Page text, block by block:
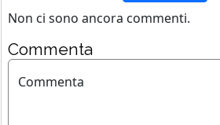
Non ci sono ancora commenti.
Commenta
Commenta